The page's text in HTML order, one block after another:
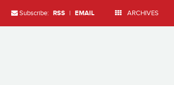
Subscribe: RSS | EMAIL ARCHIVES